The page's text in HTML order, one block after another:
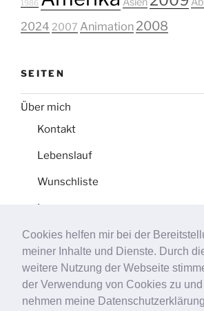
Cookies helfen mir bei der
meiner Inhalte und Dienste. Durch
weitere Nutzung der Webseite
der Verwendung von Cookies zu und
nehmen meine
1986
2024 2007 Animation 2008
SEITEN
Über mich
Kontakt
Lebenslauf
Wunschliste
Impressum
Datenschutz
Tag-Liste
Sitemap